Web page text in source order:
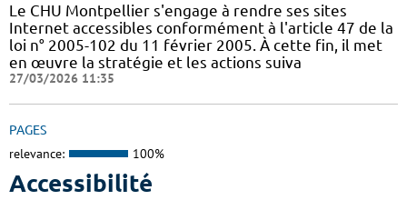
Le CHU Montpellier s'engage à rendre ses sites
Internet accessibles conformément à l'article 47 de la
loi n° 2005-102 du 11 février 2005. À cette fin, il met
en œuvre la stratégie et les actions suiva
27/03/2026 11:35
PAGES
relevance: 100%
Accessibilité